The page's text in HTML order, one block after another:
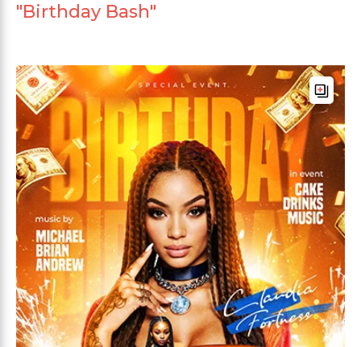
"Birthday Bash"